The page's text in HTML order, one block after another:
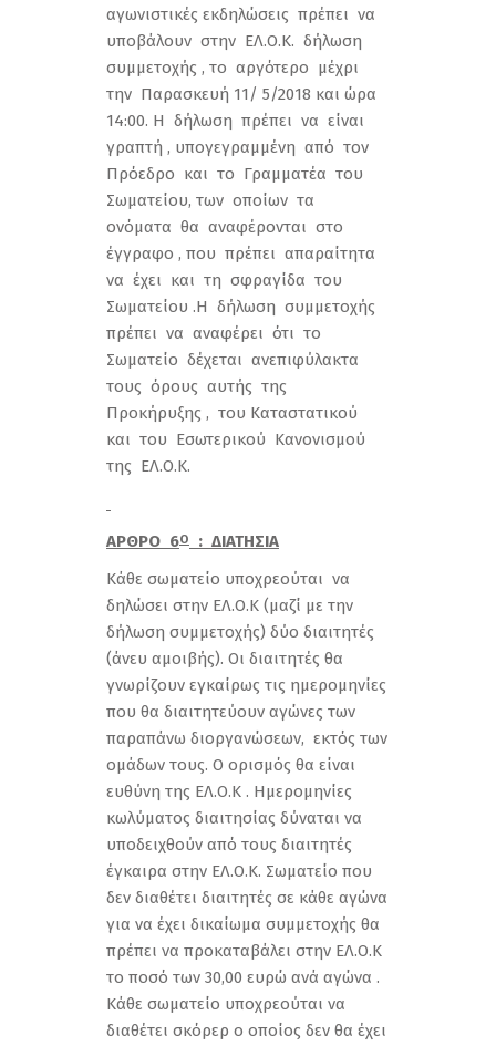
αγωνιστικές εκδηλώσεις πρέπει να
υποβάλουν στην ΕΛ.Ο.Κ. δήλωση
συμμετοχής , το αργότερο μέχρι
την Παρασκευή 11/ 5/2018 και ώρα
14:00. Η δήλωση πρέπει να είναι
γραπτή , υπογεγραμμένη από τον
Πρόεδρο και το Γραμματέα του
Σωματείου, των οποίων τα
ονόματα θα αναφέρονται στο
έγγραφο , που πρέπει απαραίτητα
να έχει και τη σφραγίδα του
Σωματείου .Η δήλωση συμμετοχής
πρέπει να αναφέρει ότι το
Σωματείο δέχεται ανεπιφύλακτα
τους όρους αυτής της
Προκήρυξης , του Καταστατικού
και του Εσωτερικού Κανονισμού
της ΕΛ.Ο.Κ.
ΑΡΘΡΟ 6Ο
: ΔΙΑΤΗΣΙΑ
Κάθε σωματείο υποχρεούται να
δηλώσει στην ΕΛ.Ο.Κ (μαζί με την
δήλωση συμμετοχής) δύο διαιτητές
(άνευ αμοιβής). Οι διαιτητές θα
γνωρίζουν εγκαίρως τις ημερομηνίες
που θα διαιτητεύουν αγώνες των
παραπάνω διοργανώσεων, εκτός των
ομάδων τους. Ο ορισμός θα είναι
ευθύνη της ΕΛ.Ο.Κ . Ημερομηνίες
κωλύματος διαιτησίας δύναται να
υποδειχθούν από τους διαιτητές
έγκαιρα στην ΕΛ.Ο.Κ. Σωματείο που
δεν διαθέτει διαιτητές σε κάθε αγώνα
για να έχει δικαίωμα συμμετοχής θα
πρέπει να προκαταβάλει στην ΕΛ.Ο.Κ
το ποσό των 30,00 ευρώ ανά αγώνα .
Κάθε σωματείο υποχρεούται να
διαθέτει σκόρερ ο οποίος δεν θα έχει